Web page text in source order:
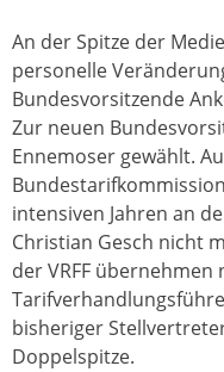
An der Spitze der
personelle
Bundesvorsitzende
Zur neuen
Ennemoser gewählt.
intensiven Jahren an
Christian Gesch nicht
der VRFF
bisheriger
Doppelspitze.